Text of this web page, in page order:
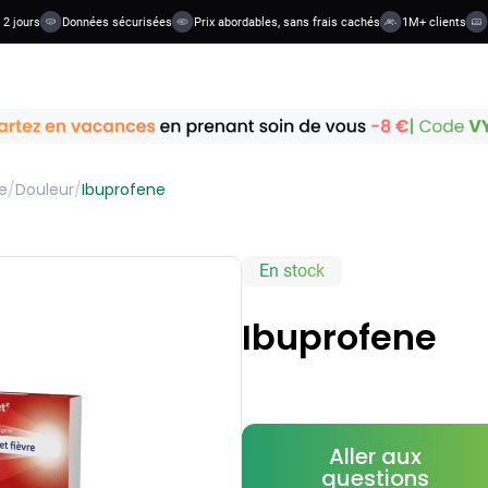
Données sécurisées Prix abordables, sans frais cachés 1M+ clients
/Douleur/Ibuprofene
En stock
Ibuprofene
Aller aux
questions